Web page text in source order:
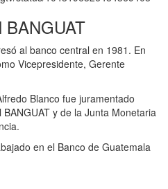
BANGUAT
al banco central en 1981. En
Vicepresidente, Gerente
Blanco fue juramentado
y de la Junta Monetaria
en el Banco de Guatemala